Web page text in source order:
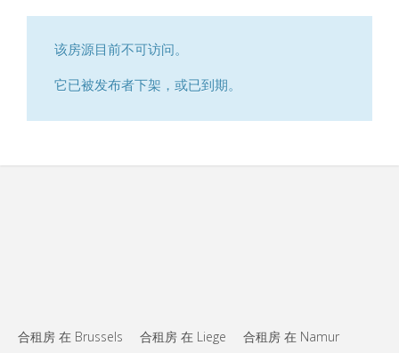
该房源目前不可访问。
它已被发布者下架，或已到期。
合租房 在 Brussels 合租房 在 Liege
合租房 在 Namur